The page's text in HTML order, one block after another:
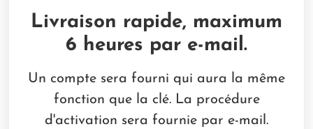
Livraison rapide, maximum
6 heures par e-mail.
Un compte sera fourni qui aura la même
fonction que la clé. La procédure
d'activation sera fournie par e-mail.